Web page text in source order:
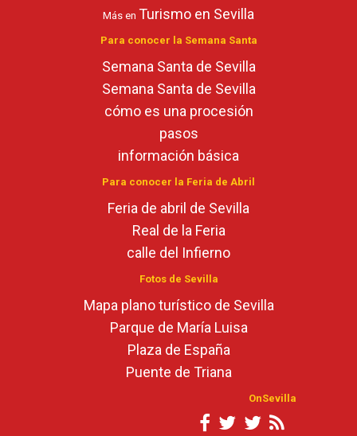
Más en Turismo en Sevilla
Para conocer la Semana Santa
Semana Santa de Sevilla
Semana Santa de Sevilla
cómo es una procesión
pasos
información básica
Para conocer la Feria de Abril
Feria de abril de Sevilla
Real de la Feria
calle del Infierno
Fotos de Sevilla
Mapa plano turístico de Sevilla
Parque de María Luisa
Plaza de España
Puente de Triana
OnSevilla